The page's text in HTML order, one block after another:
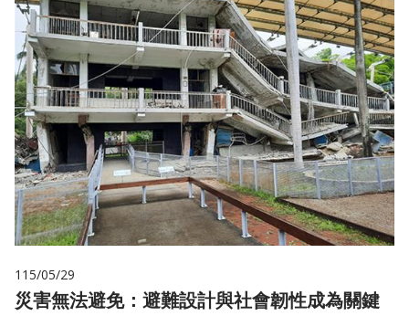
115/05/29
災害無法避免：避難設計與社會韌性成為關鍵